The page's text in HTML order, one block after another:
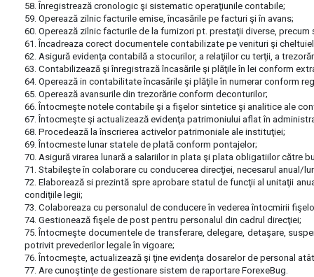
58. Înregistrează cronologic şi sistematic operaţiunile contabile;
59. Operează zilnic facturile emise, încasările pe facturi şi în avans;
60. Operează zilnic facturile de la furnizori pt. prestaţii diverse,
61. Încadreaza corect documentele contabilizate pe venituri şi
62. Asigură evidenţa contabilă a stocurilor, a relaţiilor cu terţii, a
63. Contabilizează şi înregistrază încasările şi plăţile în lei conform
64. Operează in contabilitate încasările şi plăţile în numerar conform
65. Operează avansurile din trezorărie conform deconturilor;
66. Întocmeşte notele contabile şi a fişelor sintetice şi analitice ale
67. Întocmeşte şi actualizează evidenţa patrimoniului aflat în
68. Procedează la înscrierea activelor patrimoniale ale instituţiei;
69. Întocmeste lunar statele de plată conform pontajelor;
70. Asigură virarea lunară a salariilor in plata şi plata obligatiilor către
71. Stabileşte în colaborare cu conducerea direcţiei, necesarul anual/
72. Elaborează si prezintă spre aprobare statul de funcţii al unitaţii
condiţiile legii;
73. Colaboreaza cu personalul de conducere în vederea întocmirii
74. Gestionează fişele de post pentru personalul din cadrul direcţiei;
75. Întocmeşte documentele de transferare, delegare, detaşare,
potrivit prevederilor legale în vigoare;
76. Întocmeşte, actualizează şi ţine evidenţa dosarelor de personal
77. Are cunoştinţe de gestionare sistem de raportare ForexeBug.